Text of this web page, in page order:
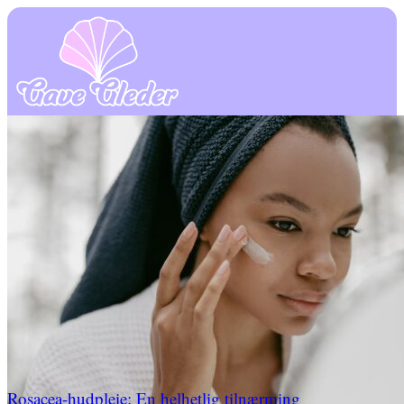
Rosacea-hudpleie: En helhetlig tilnærming